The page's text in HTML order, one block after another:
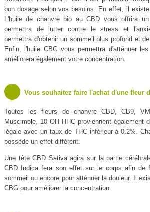
bon dosage selon vos besoins. En effet, il
L'huile de chanvre bio au CBD vous offrira
permettra de lutter contre le stress et
permettra d'obtenir un sommeil plus profond et
Enfin, l'huile CBG vous permettra d'atténuer
améliorera également votre concentration.
Vous souhaitez faire l'achat d'une fleur
Toutes les fleurs de chanvre CBD, CB9,
Muscimole, 10 OH HHC proviennent également
légale avec un taux de THC inférieur à 0.2%.
possède un effet différent.
Une tête CBD Sativa agira sur la partie
CBD Indica fera son effet sur le corps afin de
sommeil ou encore pour atténuer la douleur. Il
CBG pour améliorer la concentration.